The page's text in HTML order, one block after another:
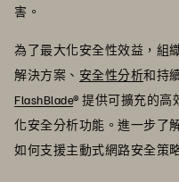
害。
為了最大化安全性效益，組
解決方案、 安全性分析和持
FlashBlade® 提供可擴充的高
化安全分析功能。進一步了
如何支援主動式網路安全策